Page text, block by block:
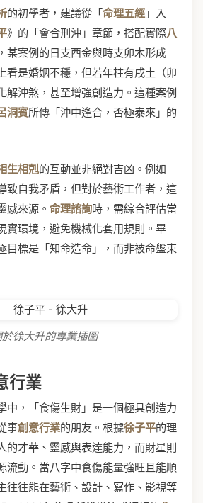
的初學者，建議從「命理五經 」入
》的「會合刑沖」章節，搭配實際八
某案例的日支酉金與時支卯木形成
看是婚姻不穩，但若年柱有戌土（卯
解沖煞，甚至增強創造力。這種案例
洞賓所傳「沖中逢合，否極泰來」的
生相剋的互動並非絕對吉凶。例如
致自我矛盾，但對於藝術工作者，這
感來源。 命理諮詢時，需綜合評估當
實環境，避免機械化套用規則。畢
目標是「知命造命」，而非被命盤束
於徐大升的專業插圖
行業
中，「食傷生財」是一個極具創造力
事創意行業的朋友。根據徐子平的理
的才華、靈感與表達能力，而財星則
流動。當八字中食傷能量強旺且能順
往往能在藝術、設計、寫作、影視等